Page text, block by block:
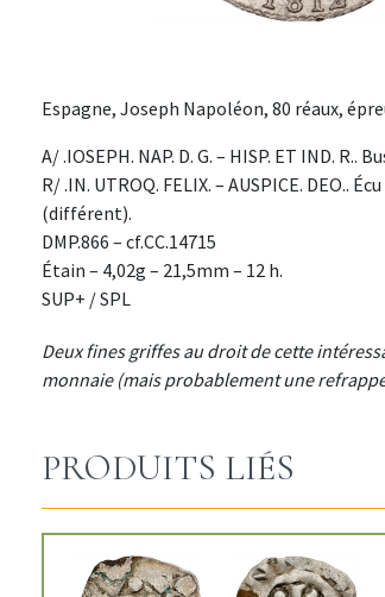
Espagne, Joseph Napoléon, 80 réaux,
A/ .IOSEPH. NAP. D. G. – HISP. ET IND.
R/ .IN. UTROQ. FELIX. – AUSPICE. DEO..
(différent).
DMP.866 – cf.CC.14715
Étain – 4,02g – 21,5mm – 12 h.
SUP+ / SPL
Deux fines griffes au droit de cette
monnaie (mais probablement une
PRODUITS LIÉS